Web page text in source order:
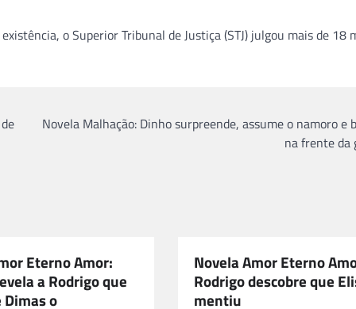
o Superior Tribunal de Justiça (STJ) julgou mais de 18
Novela Malhação: Dinho surpreende, assume o namoro e
na frente da
Eterno Amor:
a Rodrigo que
o
Novela Amor Eterno
Rodrigo descobre que
mentiu